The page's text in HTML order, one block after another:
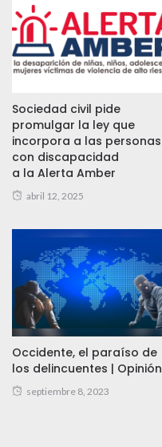
Sociedad civil pide
promulgar la ley que
incorpora a las personas
con discapacidad
a la Alerta Amber
abril 12, 2025
Occidente, el paraíso de
los delincuentes | Opinión
septiembre 8, 2023